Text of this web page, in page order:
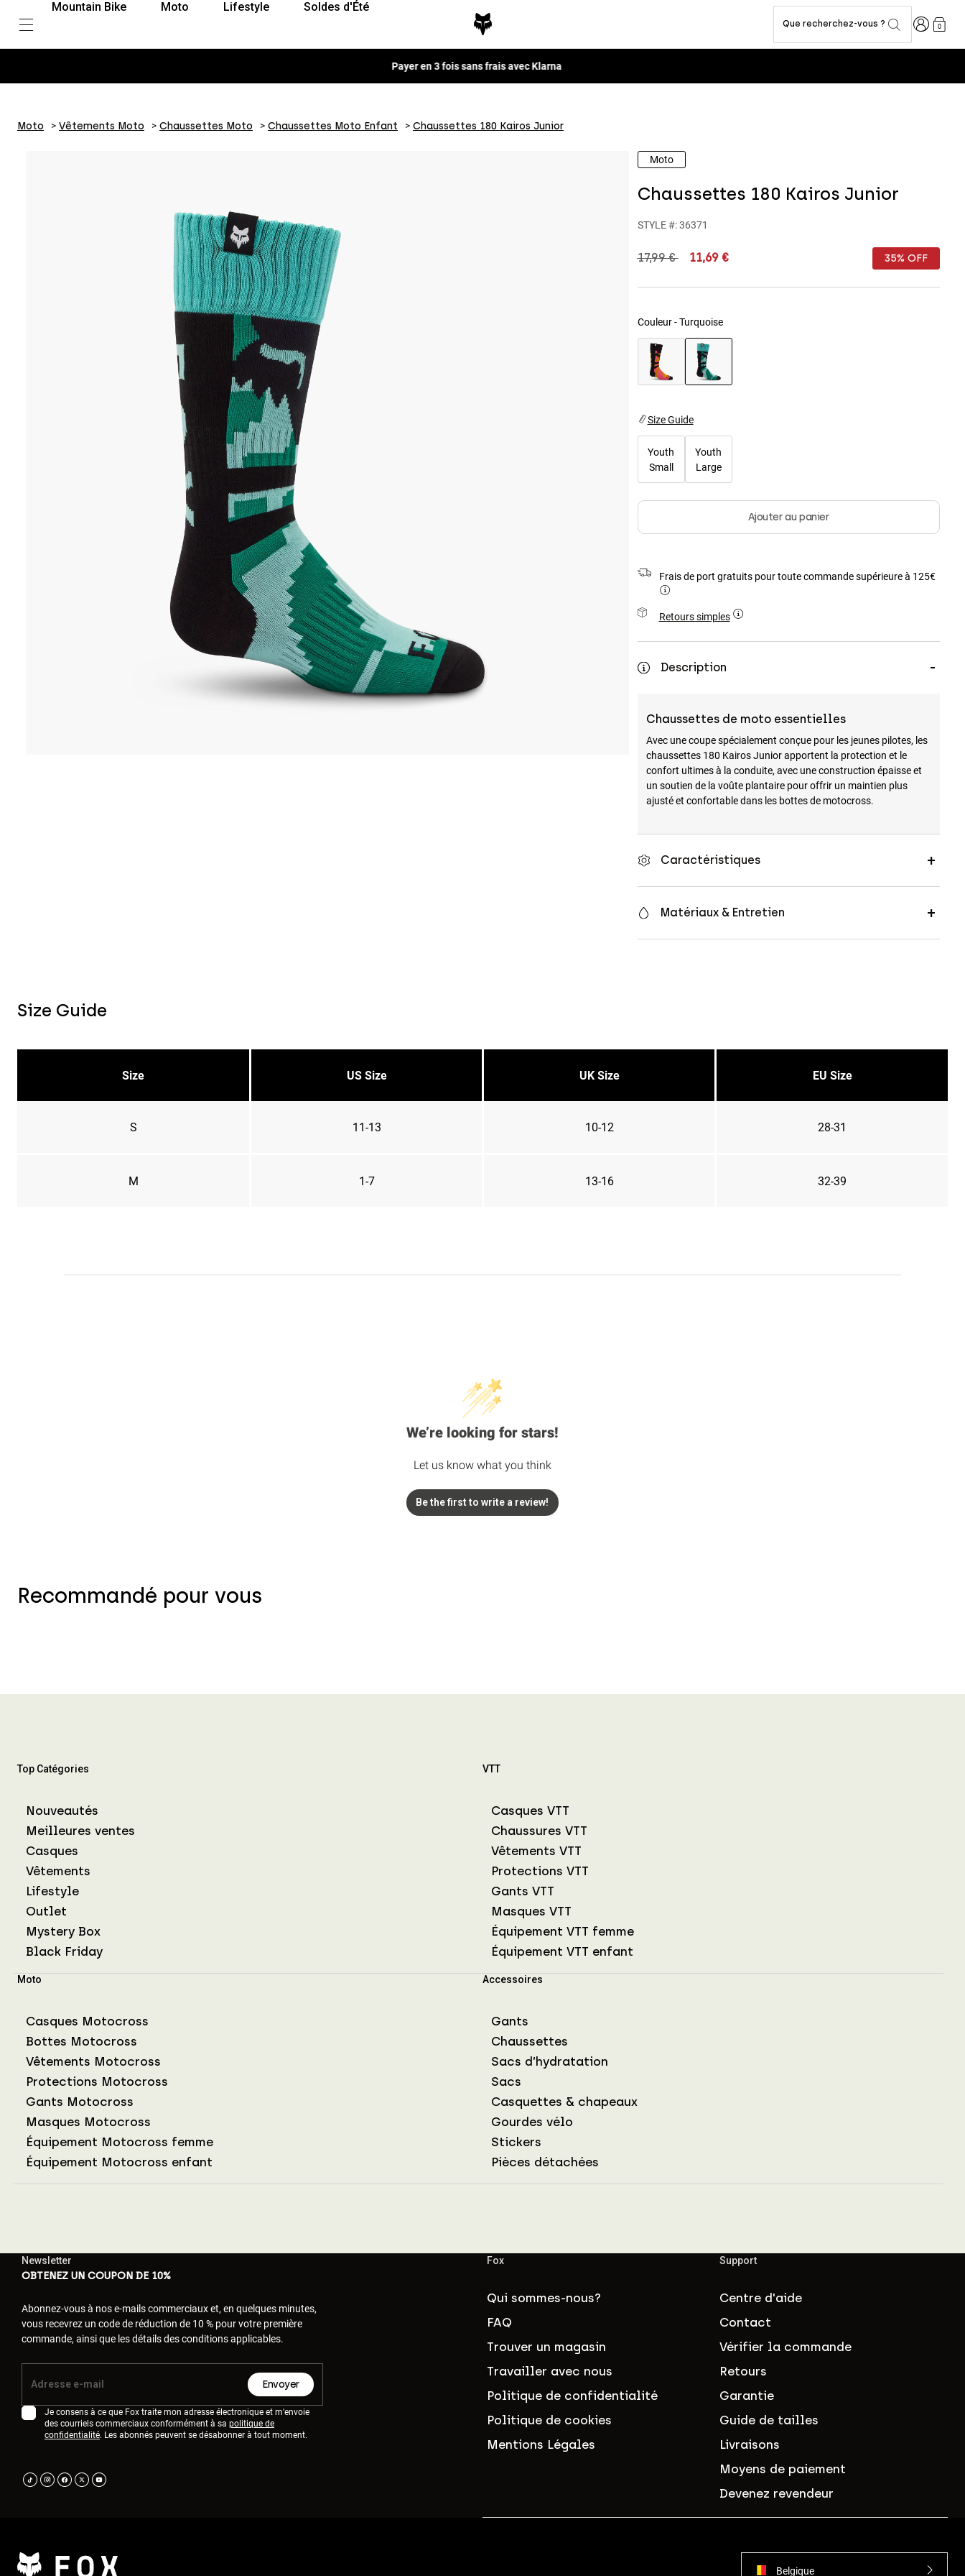
Mountain Bike Moto Lifestyle Soldes d'Été
Que recherchez-vous ? Connexion
0
Moto Vêtements Moto Chaussettes Moto Chaussettes Moto Enfant Chaussettes 180 Kairos Junior
Moto
Chaussettes 180 Kairos Junior
STYLE #:36371
Price reduced from
17,99 €to11,69 € 35% OFF
Couleur -Turquoise
Size Guide
Youth
Small
Youth
Large
Ajouter au panier
Frais de port gratuits pour toute commande supérieure à 125€
Retours simples
Description
Chaussettes de moto essentielles
Avec une coupe spécialement conçue pour les jeunes pilotes, les
chaussettes 180 Kairos Junior apportent la protection et le
confort ultimes à la conduite, avec une construction épaisse et
un soutien de la voûte plantaire pour offrir un maintien plus
ajusté et confortable dans les bottes de motocross.
Caractéristiques
Matériaux & Entretien
Size Guide
Size US Size UK Size EU Size
S 11-13 10-12 28-31
M 1-7 13-16 32-39
We’re looking for stars!
Let us know what you think
Be the first to write a review!
Recommandé pour vous
Top Catégories
Nouveautés
Meilleures ventes
Casques
Vêtements
Lifestyle
Outlet
Mystery Box
Black Friday
VTT
Casques VTT
Chaussures VTT
Vêtements VTT
Protections VTT
Gants VTT
Masques VTT
Équipement VTT femme
Équipement VTT enfant
Moto
Casques Motocross
Bottes Motocross
Vêtements Motocross
Protections Motocross
Gants Motocross
Masques Motocross
Équipement Motocross femme
Équipement Motocross enfant
Accessoires
Gants
Chaussettes
Sacs d’hydratation
Sacs
Casquettes & chapeaux
Gourdes vélo
Stickers
Pièces détachées
Newsletter
OBTENEZ UN COUPON DE 10%
Abonnez-vous à nos e-mails commerciaux et, en quelques minutes,
vous recevrez un code de réduction de 10 % pour votre première
commande, ainsi que les détails des conditions applicables.
Envoyer
Je consens à ce que Fox traite mon adresse électronique et m'envoie
des courriels commerciaux conformément à sa politique de
confidentialité. Les abonnés peuvent se désabonner à tout moment.
Fox
Qui sommes-nous?
FAQ
Trouver un magasin
Travailler avec nous
Politique de confidentialité
Politique de cookies
Mentions Légales
Support
Centre d'aide
Contact
Vérifier la commande
Retours
Garantie
Guide de tailles
Livraisons
Moyens de paiement
Devenez revendeur
Belgique